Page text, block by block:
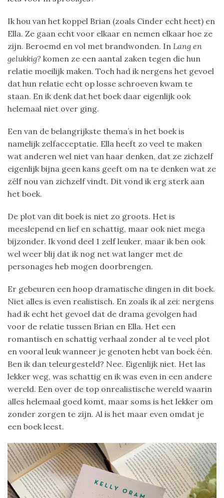
Ik hou van het koppel Brian (zoals Cinder echt heet) en
Ella. Ze gaan echt voor elkaar en nemen elkaar hoe ze
zijn. Beroemd en vol met brandwonden. In Lang en
gelukkig? komen ze een aantal zaken tegen die hun
relatie moeilijk maken. Toch had ik nergens het gevoel
dat hun relatie echt op losse schroeven kwam te
staan. En ik denk dat het boek daar eigenlijk ook
helemaal niet over ging.
Een van de belangrijkste thema’s in het boek is
namelijk zelfacceptatie. Ella heeft zo veel te maken
wat anderen wel niet van haar denken, dat ze zichzelf
eigenlijk bijna geen kans geeft om na te denken wat ze
zélf nou van zichzelf vindt. Dit vond ik erg sterk aan
het boek.
De plot van dit boek is niet zo groots. Het is
meeslepend en lief en schattig, maar ook niet mega
bijzonder. Ik vond deel 1 zelf leuker, maar ik ben ook
wel weer blij dat ik nog net wat langer met de
personages heb mogen doorbrengen.
Er gebeuren een hoop dramatische dingen in dit boek.
Niet alles is even realistisch. En zoals ik al zei: nergens
had ik echt het gevoel dat de drama gevolgen had
voor de relatie tussen Brian en Ella. Het een
romantisch en schattig verhaal zonder al te veel plot
en vooral leuk wanneer je genoten hebt van boek één.
Ben ik dan teleurgesteld? Nee. Eigenlijk niet. Het las
lekker weg, was schattig en ik was even in een andere
wereld. Een over de top onrealistische wereld waarin
alles helemaal goed komt, maar soms is het lekker om
zonder zorgen te zijn. Al is het maar even omdat je
een boek leest.